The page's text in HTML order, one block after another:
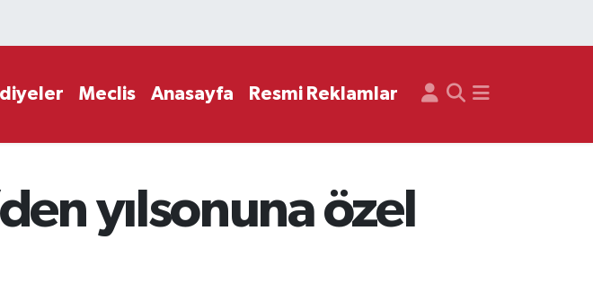
Meclis Anasayfa Resmi Reklamlar
yılsonuna özel